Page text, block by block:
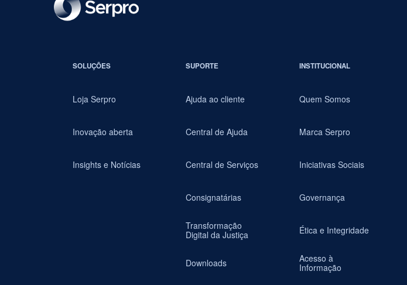
SOLUÇÕES
Loja Serpro
Inovação aberta
Insights e Notícias
SUPORTE
Ajuda ao cliente
Central de Ajuda
Central de Serviços
Consignatárias
Transformação
Digital da Justiça
Downloads
INSTITUCIONAL
Quem Somos
Marca Serpro
Iniciativas Sociais
Governança
Ética e Integridade
Acesso à
Informação